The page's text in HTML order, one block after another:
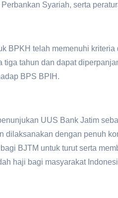
Syariah, serta
BPKH telah memenuhi
tiga tahun dan dapat
BPS BPIH.
UUS Bank Jatim
dilaksanakan dengan penuh
BJTM untuk turut serta
haji bagi masyarakat